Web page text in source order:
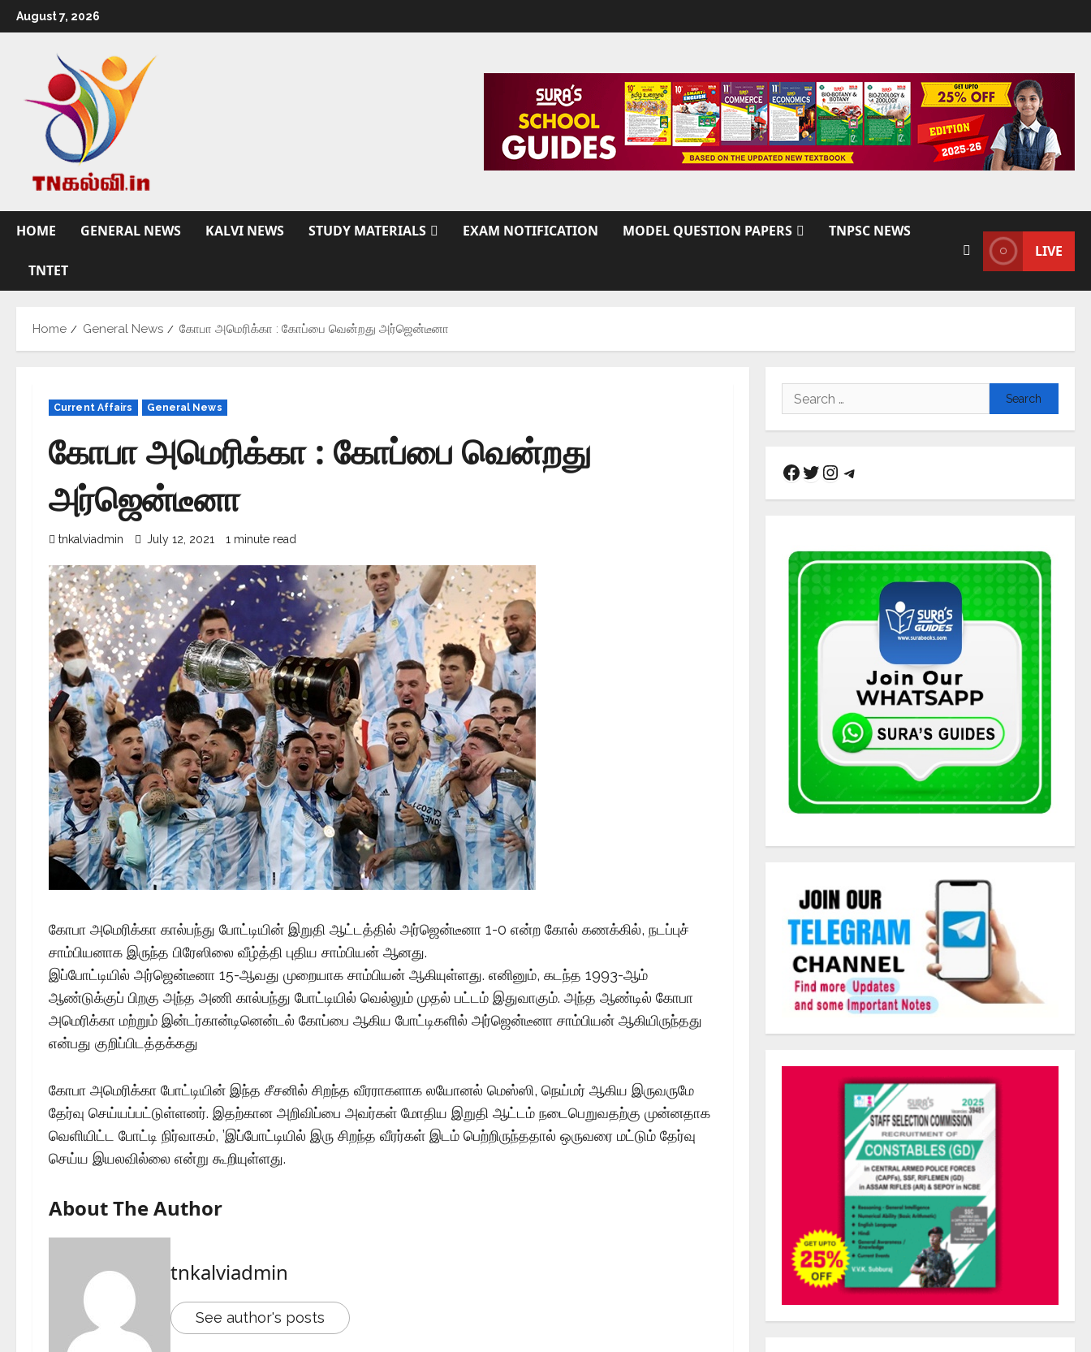
August 7, 2026
HOME GENERAL NEWS KALVI NEWS STUDY MATERIALS EXAM NOTIFICATION MODEL QUESTION PAPERS TNPSC NEWS
TNTET
LIVE
Home General News கோபா அமெரிக்கா : கோப்பை வென்றது அர்ஜென்டீனா
Current Affairs General News
கோபா அமெரிக்கா : கோப்பை வென்றது
அர்ஜென்டீனா
tnkalviadmin July 12, 2021 1 minute read
கோபா அமெரிக்கா கால்பந்து போட்டியின் இறுதி ஆட்டத்தில் அர்ஜென்டீனா 1-0 என்ற கோல் கணக்கில், நடப்புச்
சாம்பியனாக இருந்த பிரேஸிலை வீழ்த்தி புதிய சாம்பியன் ஆனது.
இப்போட்டியில் அர்ஜென்டீனா 15-ஆவது முறையாக சாம்பியன் ஆகியுள்ளது. எனினும், கடந்த 1993-ஆம்
ஆண்டுக்குப் பிறகு அந்த அணி கால்பந்து போட்டியில் வெல்லும் முதல் பட்டம் இதுவாகும். அந்த ஆண்டில் கோபா
அமெரிக்கா மற்றும் இன்டர்கான்டினென்டல் கோப்பை ஆகிய போட்டிகளில் அர்ஜென்டீனா சாம்பியன் ஆகியிருந்தது
என்பது குறிப்பிடத்தக்கது
கோபா அமெரிக்கா போட்டியின் இந்த சீசனில் சிறந்த வீரராகளாக லயோனல் மெஸ்ஸி, நெய்மர் ஆகிய இருவருமே
தேர்வு செய்யப்பட்டுள்ளனர். இதற்கான அறிவிப்பை அவர்கள் மோதிய இறுதி ஆட்டம் நடைபெறுவதற்கு முன்னதாக
வெளியிட்ட போட்டி நிர்வாகம், ’இப்போட்டியில் இரு சிறந்த வீரர்கள் இடம் பெற்றிருந்ததால் ஒருவரை மட்டும் தேர்வு
செய்ய இயலவில்லை என்று கூறியுள்ளது.
About The Author
tnkalviadmin
See author's posts